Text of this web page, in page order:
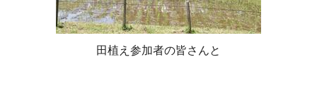
田植え参加者の皆さんと